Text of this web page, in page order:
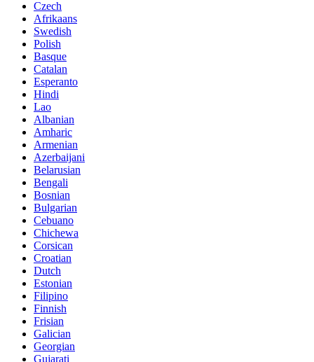
Czech
Afrikaans
Swedish
Polish
Basque
Catalan
Esperanto
Hindi
Lao
Albanian
Amharic
Armenian
Azerbaijani
Belarusian
Bengali
Bosnian
Bulgarian
Cebuano
Chichewa
Corsican
Croatian
Dutch
Estonian
Filipino
Finnish
Frisian
Galician
Georgian
Gujarati